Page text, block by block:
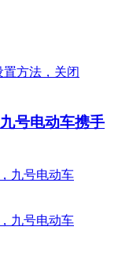
号电动车携手